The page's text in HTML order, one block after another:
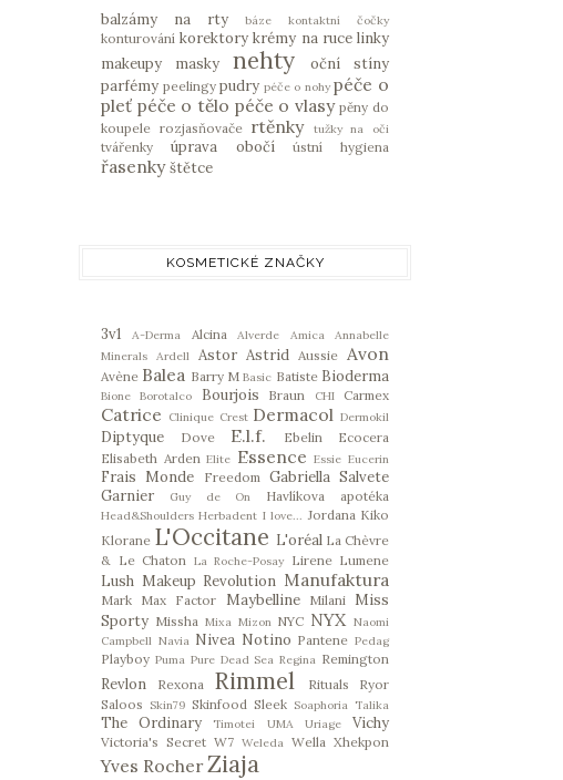
balzámy na rty báze kontaktní čočky
konturování korektory krémy na ruce linky
makeupy
masky nehty
oční stíny
parfémy peelingy pudry péče o nohy péče o
pleť péče o tělo péče o vlasy pěny do
koupele rozjasňovače rtěnky tužky na oči
tvářenky úprava obočí ústní hygiena
řasenky štětce
KOSMETICKÉ ZNAČKY
3v1 A-Derma Alcina Alverde Amica
Annabelle
Minerals
Ardell Astor Astrid Aussie Avon
Avène Balea Barry M Basic Batiste Bioderma
Bione Borotalco Bourjois Braun CHI Carmex
Catrice Clinique Crest Dermacol Dermokil
Diptyque Dove E.l.f. Ebelin
Ecocera
Elisabeth Arden Elite Essence Essie Eucerin
Frais Monde Freedom Gabriella Salvete
Garnier
Guy de On Havlíkova apotéka
Head&Shoulders Herbadent I love... Jordana Kiko
Klorane L'Occitane L'oréal La Chèvre
& Le Chaton La Roche-Posay Lirene Lumene
Lush Makeup Revolution Manufaktura
Mark Max Factor Maybelline Milani
Miss
Sporty Missha Mixa Mizon NYC NYX Naomi
Campbell Navia Nivea Notino Pantene Pedag
Playboy Puma Pure Dead Sea Regina Remington
Revlon Rexona Rimmel Rituals
Ryor
Saloos
Skin79 Skinfood Sleek Soaphoria Talika
The Ordinary Timotei UMA Uriage Vichy
Victoria's Secret W7 Weleda Wella Xhekpon
Yves Rocher Ziaja